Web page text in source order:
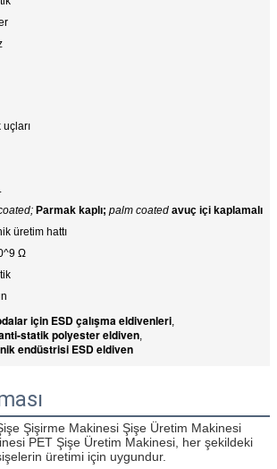
uçları
Parmak kaplı; palm coated avuç içi kaplamalı
üretim hattı
Ω
için ESD çalışma eldivenleri,
statik polyester eldiven,
endüstrisi ESD eldiven
Şişirme Makinesi Şişe Üretim Makinesi
PET Şişe Üretim Makinesi, her şekildeki
üretimi için uygundur.